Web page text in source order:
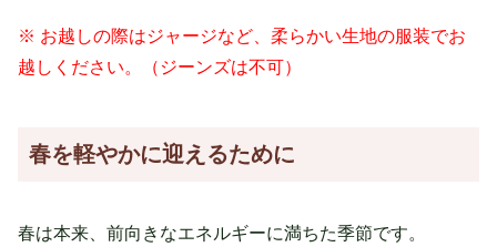
※ お越しの際はジャージなど、柔らかい生地の服装でお
越しください。（ジーンズは不可）
春を軽やかに迎えるために
春は本来、前向きなエネルギーに満ちた季節です。